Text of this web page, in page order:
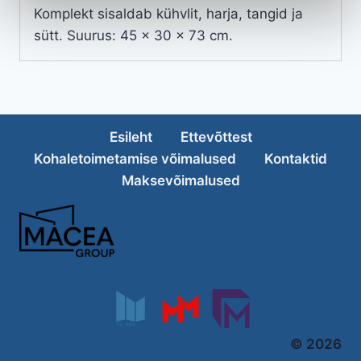
Komplekt sisaldab kühvlit, harja, tangid ja
sütt. Suurus: 45 x 30 x 73 cm.
Esileht
Ettevõttest
Kohaletoimetamise võimalused
Kontaktid
Maksevõimalused
© 2026